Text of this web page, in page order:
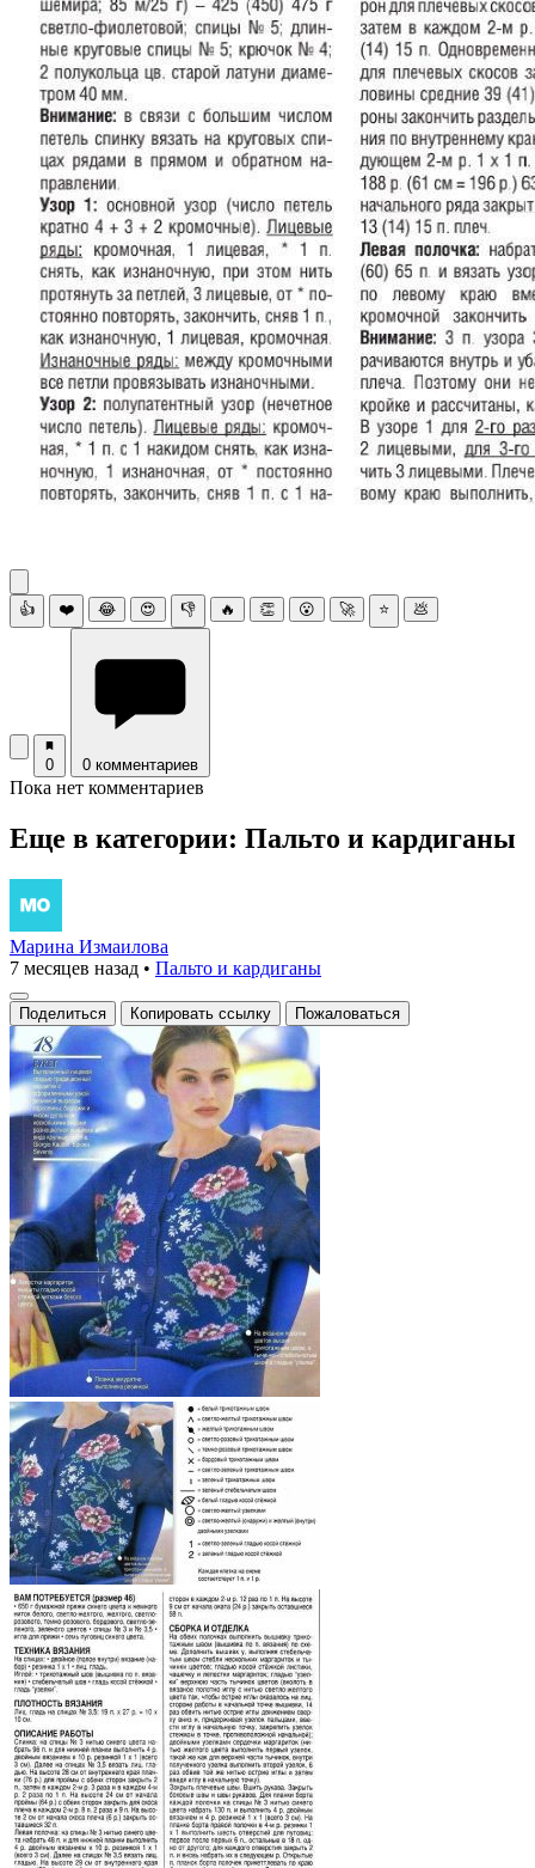
👍 ❤️ 😂 😍 👎 🔥 👏 😮 🚀 ⭐ 💩
0 0 комментариев
Пока нет комментариев
Еще в категории: Пальто и кардиганы
Марина Измаилова
7 месяцев назад • Пальто и кардиганы
Поделиться Копировать ссылку Пожаловаться